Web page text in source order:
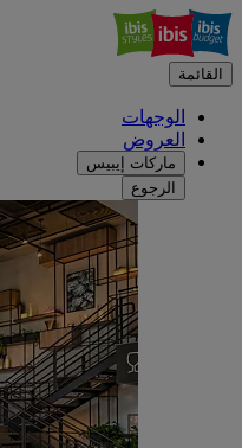
القائمة
الوجهات
العروض
ماركات إيبيس
الرجوع